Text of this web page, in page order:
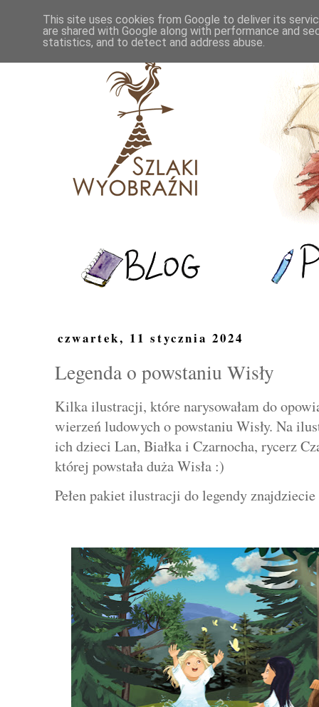
czwartek, 11 stycznia 2024
Legenda o powstaniu Wisły
Kilka ilustracji, które narysowałam do
wierzeń ludowych o powstaniu Wisły. Na
ich dzieci Lan, Białka i Czarnocha, rycerz
której powstała duża Wisła :)
Pełen pakiet ilustracji do legendy
This site uses cookies from Google to deliver its
are shared with Google along with performance and
statistics, and to detect and address abuse.